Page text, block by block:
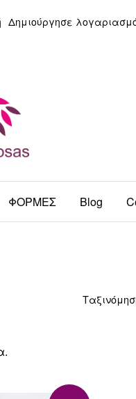
Δημιούργησε
ΦΟΡΜΕΣ Blog